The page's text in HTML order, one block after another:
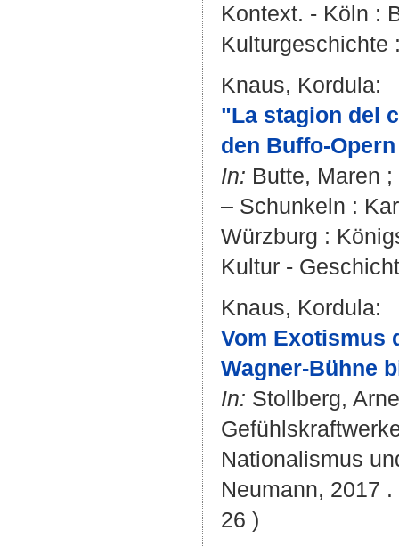
Kontext. - Köln :
Kulturgeschichte
Knaus, Kordula:
"La stagion del
den Buffo-
In: Butte, Maren ;
– Schunkeln :
Würzburg :
Kultur -
Knaus, Kordula:
Vom Exotismus
Wagner-Bühne
In: Stollberg, Arne
Nationalismus
Neumann, 2017
26 )